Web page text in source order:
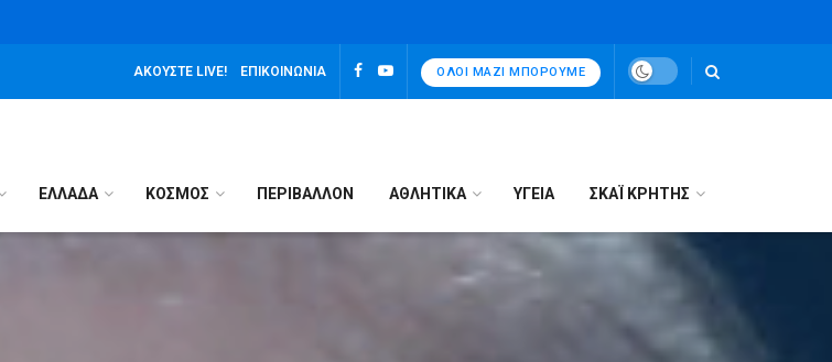
ΑΚΟΎΣΤΕ LIVE! ΕΠΙΚΟΙΝΩΝΊΑ ΌΛΟΙ ΜΑΖΊ ΜΠΟΡΟΎΜΕ
ΕΛΛΑΔΑ ΚΟΣΜΟΣ ΠΕΡΙΒΑΛΛΟΝ ΑΘΛΗΤΙΚΑ ΥΓΕΙΑ ΣΚΑΪ ΚΡΗΤΗΣ